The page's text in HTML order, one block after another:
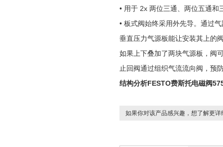
• 用于 2x 两位三通、两位五通和
• 板式阀始终采用外先导。通过
垂直压力气源板能让安装其上的
如果上下叠加了两块气源板，阀
止回阀通过组织气流流向阀，预
结构分析FESTO费斯托电磁阀
如果你对该产品感兴趣，想了解更详